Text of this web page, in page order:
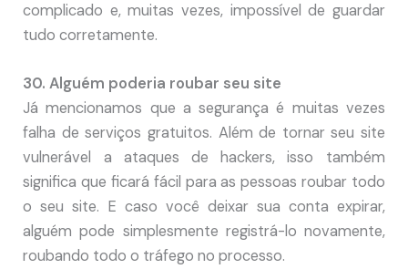
complicado e, muitas vezes, impossível de guardar
tudo corretamente.
30. Alguém poderia roubar seu site
Já mencionamos que a segurança é muitas vezes
falha de serviços gratuitos. Além de tornar seu site
vulnerável a ataques de hackers, isso também
significa que ficará fácil para as pessoas roubar todo
o seu site. E caso você deixar sua conta expirar,
alguém pode simplesmente registrá-lo novamente,
roubando todo o tráfego no processo.